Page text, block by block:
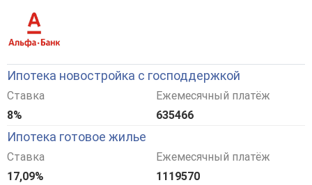
Ипотека новостройка с господдержкой
Ставка
8%
Ежемесячный платёж
635466
Ипотека готовое жилье
Ставка
17,09%
Ежемесячный платёж
1119570